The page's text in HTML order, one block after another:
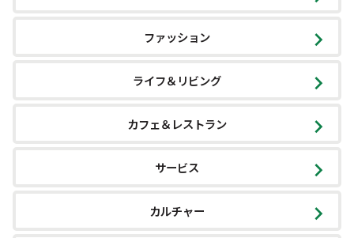
ファッション
ライフ＆リビング
カフェ＆レストラン
サービス
カルチャー